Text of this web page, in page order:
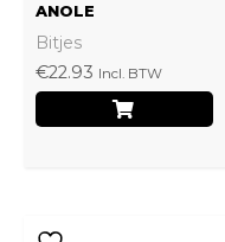
ANOLE
Bitjes
€22.93 Incl. BTW